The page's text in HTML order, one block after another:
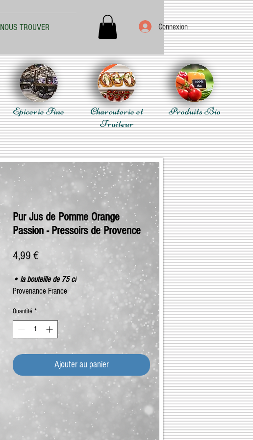
NOUS TROUVER Connexion
Epicerie Fine
Charcuterie et
Traiteur
Produits Bio
Pur Jus de Pomme Orange
Passion - Pressoirs de Provence
4,99 €Prix
• la bouteille de 75 cl
Provenance France
Quantité *
Ajouter au panier